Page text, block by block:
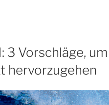
3 Vorschläge, um
hervorzugehen